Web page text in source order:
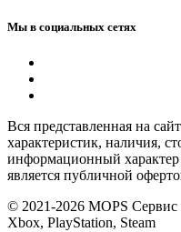
Мы в социальных сетях
Вся представленная на
характеристик, наличия,
информационный
является публичной
© 2021-2026 MOPS
Xbox, PlayStation, Steam